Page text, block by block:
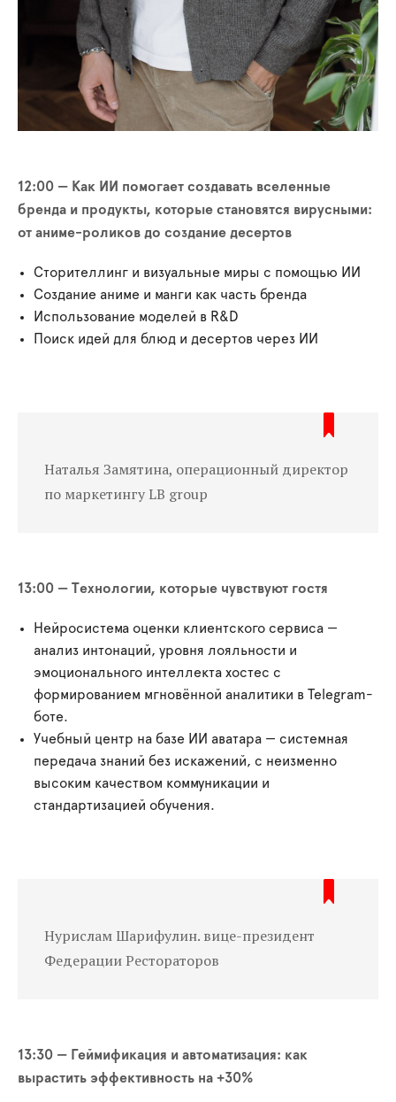
12:00 — Как ИИ помогает создавать вселенные
бренда и продукты, которые становятся вирусными:
от аниме-роликов до создание десертов
Сторителлинг и визуальные миры с помощью ИИ
Создание аниме и манги как часть бренда
Использование моделей в R&D
Поиск идей для блюд и десертов через ИИ
Наталья Замятина, операционный директор
по маркетингу LB group
13:00 — Технологии, которые чувствуют гостя
Нейросистема оценки клиентского сервиса —
анализ интонаций, уровня лояльности и
эмоционального интеллекта хостес с
формированием мгновённой аналитики в Telegram-
боте.
Учебный центр на базе ИИ аватара — системная
передача знаний без искажений, с неизменно
высоким качеством коммуникации и
стандартизацией обучения.
Нурислам Шарифулин. вице-президент
Федерации Рестораторов
13:30 — Геймификация и автоматизация: как
вырастить эффективность на +30%